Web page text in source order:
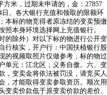
方米，过期未申请的，金：27857
。各大银行充值和领取的限额环
本标的物竞得者原冻结的变卖预缴
照本身环境选择网上充值银行。
的除外）对以下标的物进行公开变
行核实，开户行：中国扶植银行股
的视频取照片仅做参考，标的物过
单元：江北区；义务自傲。六、变
，变卖金将依法被罚没，请竞买人
，才能取得变卖参取资历。顺次用
卖价款低于原变卖价款的差价、